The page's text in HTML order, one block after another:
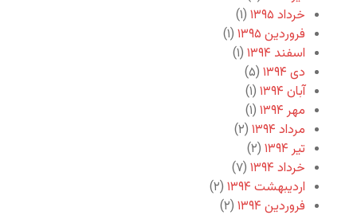
خرداد ۱۳۹۵
(۱)
فروردین ۱۳۹۵
(۱)
اسفند ۱۳۹۴
(۱)
دی ۱۳۹۴
(۵)
آبان ۱۳۹۴
(۱)
مهر ۱۳۹۴
(۱)
مرداد ۱۳۹۴
(۲)
تیر ۱۳۹۴
(۲)
خرداد ۱۳۹۴
(۷)
اردیبهشت ۱۳۹۴
(۲)
فروردین ۱۳۹۴
(۲)